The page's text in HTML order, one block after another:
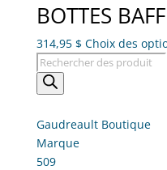
BOTTES
314,95 $ Choix des
Recherche
de
produits
Gaudreault Boutique
Marque
509